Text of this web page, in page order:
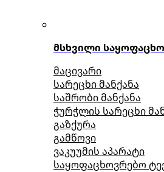
მსხვილი
მაცივარი
სარეცხი მანქანა
საშრობი მანქანა
ჭურჭლის სარეცხი
გაზქურა
გამწოვი
ვაკუუმის აპარატი
საყოფაცხოვრებო